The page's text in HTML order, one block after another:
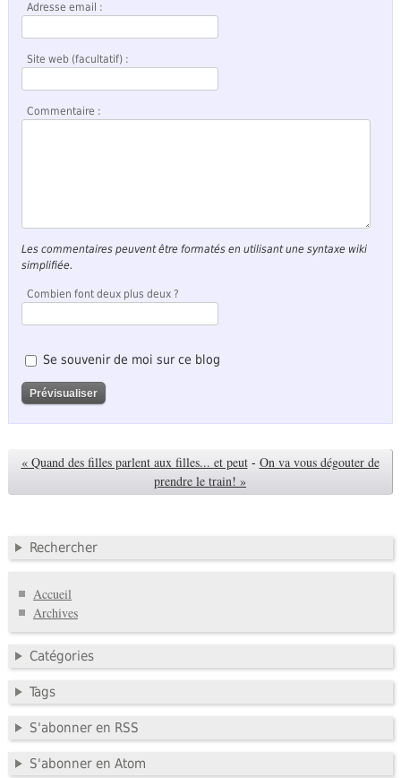
Adresse email :
Site web (facultatif) :
Commentaire :
Les commentaires peuvent être formatés en utilisant une syntaxe wiki
simplifiée.
Combien font deux plus deux ?
Se souvenir de moi sur ce blog
« Quand des filles parlent aux filles... et peut - On va vous dégouter de
prendre le train! »
Rechercher
Accueil
Archives
Catégories
Tags
S'abonner en RSS
S'abonner en Atom